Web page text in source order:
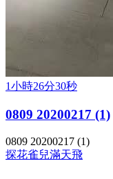
1小時26分30秒
0809 20200217 (1)
0809 20200217 (1)
探花雀兒滿天飛